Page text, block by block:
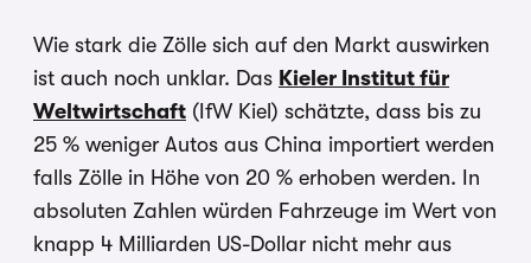
Wie stark die Zölle sich auf den Markt auswirken
ist auch noch unklar. Das Kieler Institut für
Weltwirtschaft (IfW Kiel) schätzte, dass bis zu
25 % weniger Autos aus China importiert werden
falls Zölle in Höhe von 20 % erhoben werden. In
absoluten Zahlen würden Fahrzeuge im Wert von
knapp 4 Milliarden US-Dollar nicht mehr aus